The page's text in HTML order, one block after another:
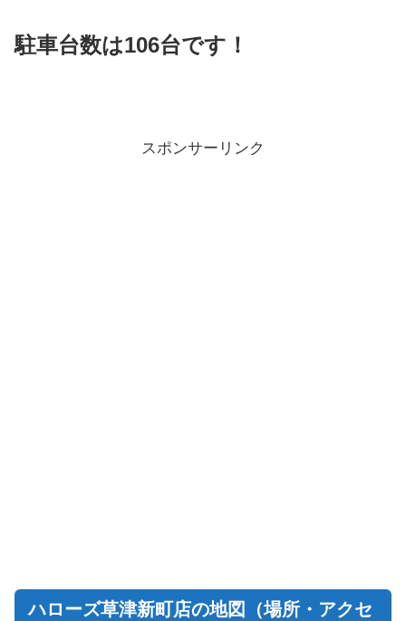
駐車台数は106台です！
スポンサーリンク
ハローズ草津新町店の地図（場所・アクセ